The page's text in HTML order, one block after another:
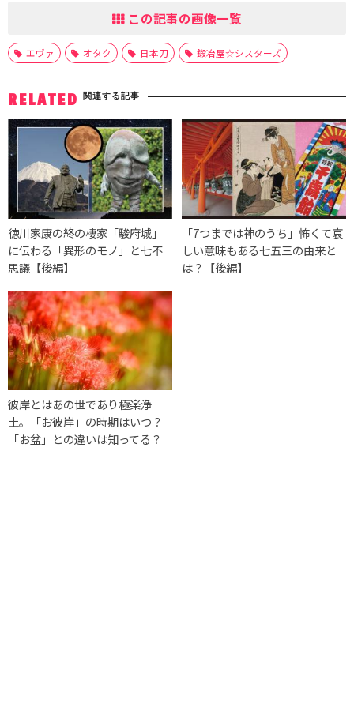
この記事の画像一覧
エヴァ オタク 日本刀 鍛冶屋☆シスターズ
RELATED 関連する記事
徳川家康の終の棲家「駿府城」
に伝わる「異形のモノ」と七不
思議【後編】
「7つまでは神のうち」怖くて哀
しい意味もある七五三の由来と
は？【後編】
彼岸とはあの世であり極楽浄
土。「お彼岸」の時期はいつ？
「お盆」との違いは知ってる？